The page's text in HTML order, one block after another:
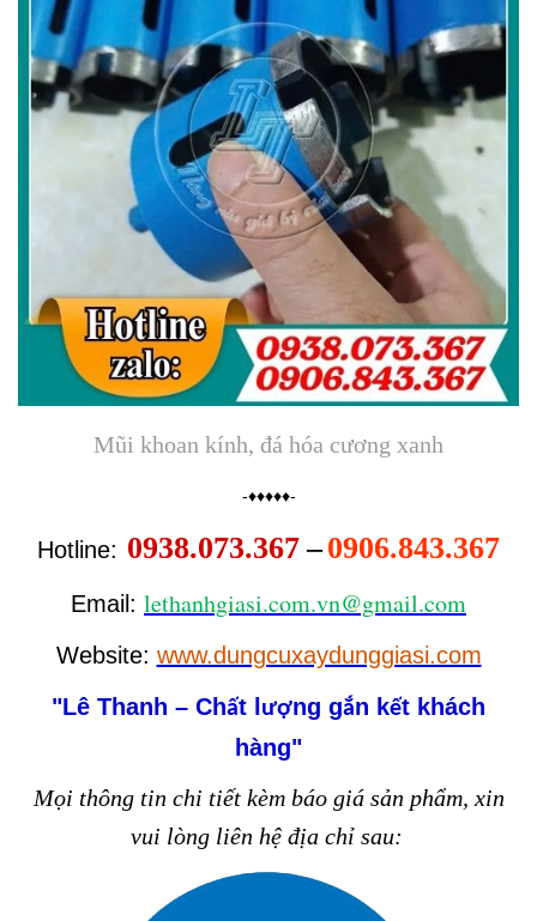
Mũi khoan kính, đá hóa cương xanh
-♦♦♦♦♦-
Hotline: 0938.073.367 –0906.843.367
Email: lethanhgiasi.com.vn@gmail.com
Website: www.dungcuxaydunggiasi.com
"Lê Thanh – Chất l ượng gắn kết khách
hàng"
Mọi thông tin chi tiết kèm báo giá sản phẩm, xin
vui lòng liên hệ địa chỉ sau: